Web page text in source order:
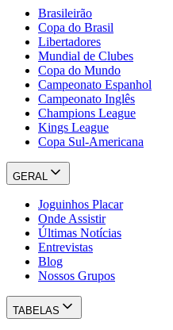
Brasileirão
Copa do Brasil
Libertadores
Mundial de Clubes
Copa do Mundo
Campeonato Espanhol
Campeonato Inglês
Champions League
Kings League
Copa Sul-Americana
GERAL
Joguinhos Placar
Onde Assistir
Últimas Notícias
Entrevistas
Blog
Nossos Grupos
TABELAS